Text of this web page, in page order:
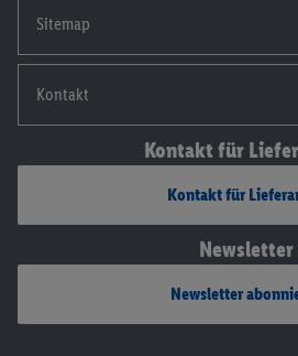
Sitemap
Kontakt
Kontakt für
Kontakt für
Newsletter
Newsletter